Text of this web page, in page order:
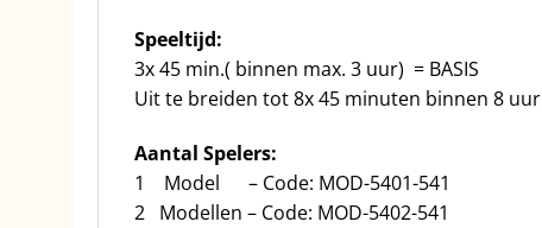
Speeltijd:
3x 45 min.( binnen max. 3 uur) = BASIS
Uit te breiden tot 8x 45 minuten binnen 8 uur
Aantal Spelers:
1 Model – Code: MOD-5401-541
2 Modellen – Code: MOD-5402-541